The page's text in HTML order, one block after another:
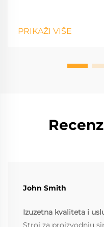
PRIKAŽI VIŠE
John Smith
Izuzetna kvaliteta i
Stroj za proizvodnju